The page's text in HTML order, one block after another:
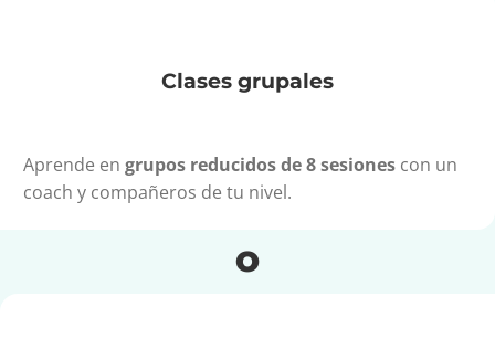
Clases grupales
Aprende en grupos reducidos de 8 sesiones con un
coach y compañeros de tu nivel.
O